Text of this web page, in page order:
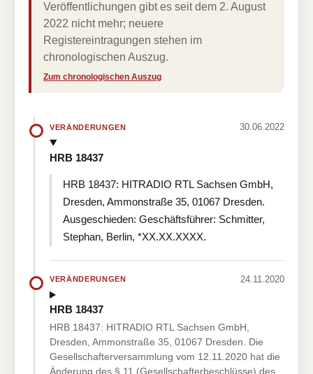
Veröffentlichungen gibt es seit dem 2. August
2022 nicht mehr; neuere
Registereintragungen stehen im
chronologischen Auszug.
Zum chronologischen Auszug
VERÄNDERUNGEN 30.06.2022
HRB 18437
HRB 18437: HITRADIO RTL Sachsen GmbH,
Dresden, Ammonstraße 35, 01067 Dresden.
Ausgeschieden: Geschäftsführer: Schmitter,
Stephan, Berlin, *XX.XX.XXXX.
VERÄNDERUNGEN 24.11.2020
HRB 18437
HRB 18437: HITRADIO RTL Sachsen GmbH,
Dresden, Ammonstraße 35, 01067 Dresden. Die
Gesellschafterversammlung vom 12.11.2020 hat die
Änderung des § 11 (Gesellschafterbeschlüsse) des